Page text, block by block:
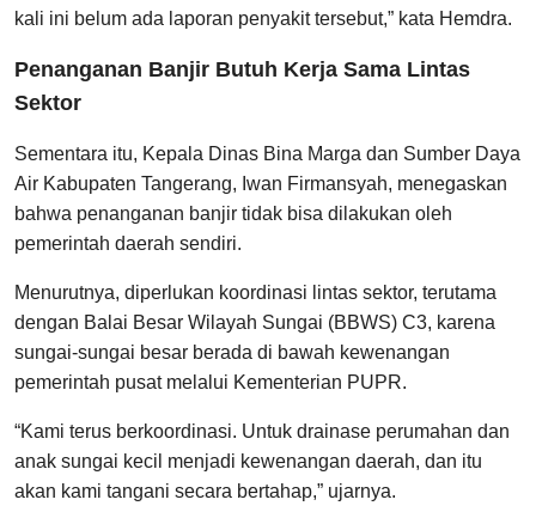
kali ini belum ada laporan penyakit tersebut,” kata Hemdra.
Penanganan Banjir Butuh Kerja Sama Lintas
Sektor
Sementara itu, Kepala Dinas Bina Marga dan Sumber Daya
Air Kabupaten Tangerang, Iwan Firmansyah, menegaskan
bahwa penanganan banjir tidak bisa dilakukan oleh
pemerintah daerah sendiri.
Menurutnya, diperlukan koordinasi lintas sektor, terutama
dengan Balai Besar Wilayah Sungai (BBWS) C3, karena
sungai-sungai besar berada di bawah kewenangan
pemerintah pusat melalui Kementerian PUPR.
“Kami terus berkoordinasi. Untuk drainase perumahan dan
anak sungai kecil menjadi kewenangan daerah, dan itu
akan kami tangani secara bertahap,” ujarnya.